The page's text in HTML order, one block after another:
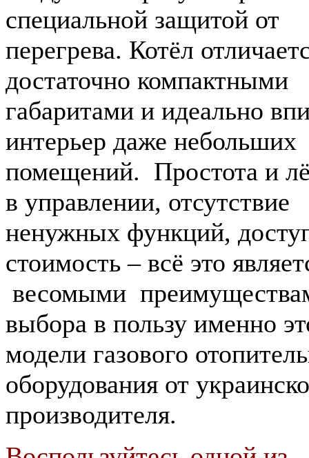
специальной защитой от
перегрева. Котёл
достаточно компактными
габаритами и идеально
интерьер даже небольших
помещений. Простота и
в управлении, отсутствие
ненужных функций,
стоимость – всё это
весомыми
выбора в пользу именно
модели газового
оборудования от
производителя.